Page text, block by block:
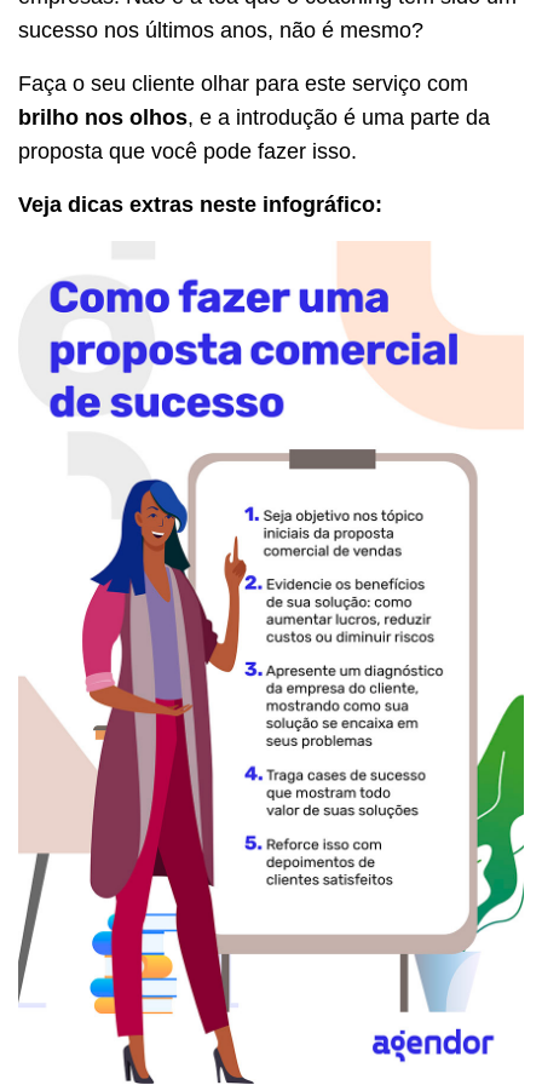
sucesso nos últimos anos, não é mesmo?
Faça o seu cliente olhar para este serviço com
brilho nos olhos, e a introdução é uma parte da
proposta que você pode fazer isso.
Veja dicas extras neste infográfico: